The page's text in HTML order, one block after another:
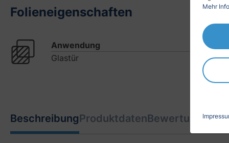
Folieneigenschaften
Anwendung
Glastür
BeschreibungProduktdatenBewertungen 2
Mehr